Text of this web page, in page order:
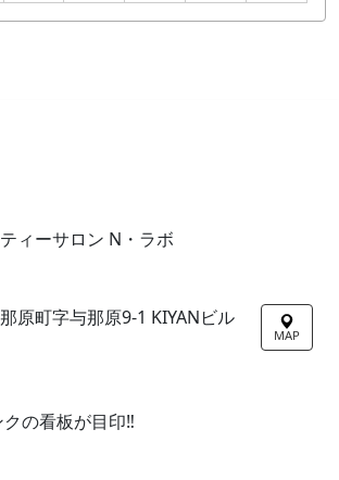
ィーサロン N・ラボ
原町字与那原9-1 KIYANビル
MAP
の看板が目印‼